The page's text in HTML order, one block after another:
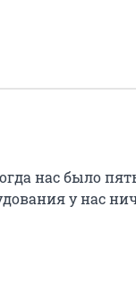
нас было
у нас